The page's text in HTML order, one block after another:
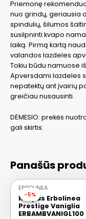
Priemonę
nuo grindų, geriausia
spindulių, šilumos
susilpninti kvapo
laiką. Pirmą kartą
valandos lazdeles
Tokiu būdu namuose
Apversdami lazdeles
nepatektų ant įvairių
greičiau nusausinti.
DĖMESIO: prekės
gali skirtis.
Panašūs
-5%
-5%
ERBOLINEA
Kvapas Erbolinea
Prestige Vaniglia
ERBAMBVANIGL100